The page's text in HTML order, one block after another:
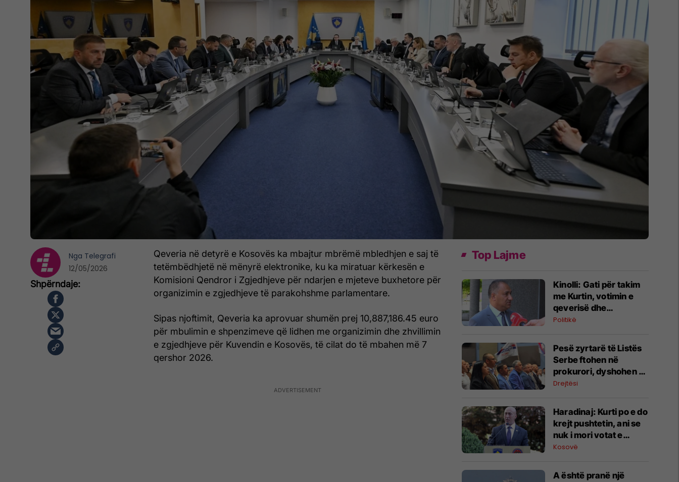
Qeveria në detyrë e Kosovës ka mbajtur mbrëmë mbledhjen e saj të
tetëmbëdhjetë në mënyrë elektronike, ku ka miratuar kërkesën e
Komisioni Qendror i Zgjedhjeve për ndarjen e mjeteve buxhetore për
organizimin e zgjedhjeve të parakohshme parlamentare.
Sipas njoftimit, Qeveria ka aprovuar shumën prej 10,887,186.45 euro
për mbulimin e shpenzimeve që lidhen me organizimin dhe zhvillimin
e zgjedhjeve për Kuvendin e Kosovës, të cilat do të mbahen më 7
qershor 2026.
Nga Telegrafi
12/05/2026
Top Lajme
Kinolli: Gati për takim
me Kurtin, votimin e
qeverisë dhe
presidentit
Politikë
Pesë zyrtarë të Listës
Serbe ftohen në
prokurori, dyshohen se
falsifikuan dokumente
Drejtësi
​Haradinaj: Kurti po e do
krejt pushtetin, ani se
nuk i mori votat e
mjaftueshme
Kosovë
A është pranë një